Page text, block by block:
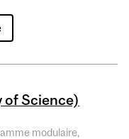
of Science)
modulaire,